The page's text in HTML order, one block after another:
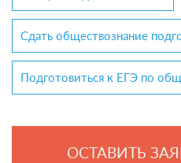
Сдать обществознание
Подготовиться к ЕГЭ по
ОСТАВИТЬ